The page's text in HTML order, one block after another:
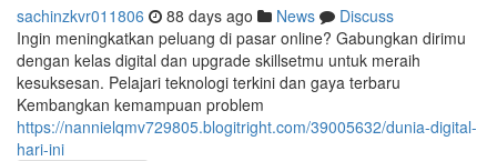
sachinzkvr011806 88 days ago News
Discuss
Ingin meningkatkan peluang di pasar online? Gabungkan dirimu
dengan kelas digital dan upgrade skillsetmu untuk meraih
kesuksesan. Pelajari teknologi terkini dan gaya terbaru
Kembangkan kemampuan problem
https://nannielqmv729805.blogitright.com/39005632/dunia-digital-
hari-ini